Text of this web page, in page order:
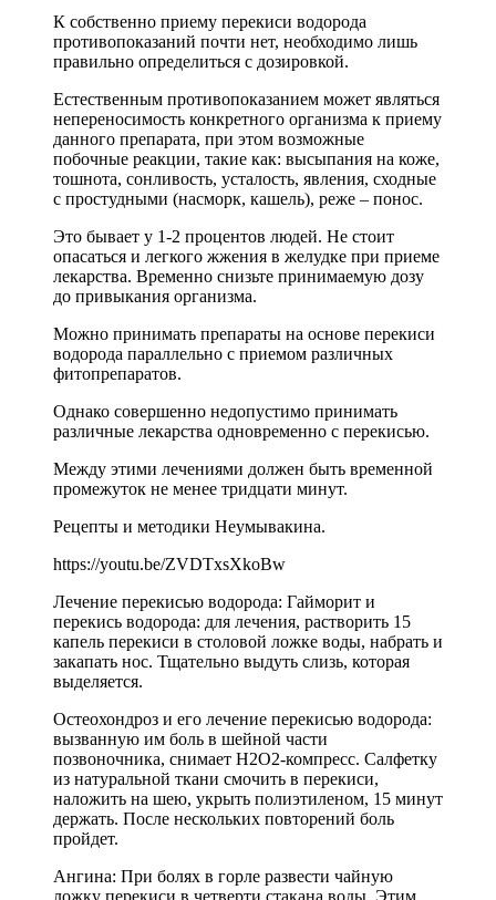
К собственно приему перекиси водорода
противопоказаний почти нет, необходимо лишь
правильно определиться с дозировкой.
Естественным противопоказанием может являться
непереносимость конкретного организма к приему
данного препарата, при этом возможные
побочные реакции, такие как: высыпания на коже,
тошнота, сонливость, усталость, явления, сходные
с простудными (насморк, кашель), реже – понос.
Это бывает у 1-2 процентов людей. Не стоит
опасаться и легкого жжения в желудке при приеме
лекарства. Временно снизьте принимаемую дозу
до привыкания организма.
Можно принимать препараты на основе перекиси
водорода параллельно с приемом различных
фитопрепаратов.
Однако совершенно недопустимо принимать
различные лекарства одновременно с перекисью.
Между этими лечениями должен быть временной
промежуток не менее тридцати минут.
Рецепты и методики Неумывакина.
https://youtu.be/ZVDTxsXkoBw
Лечение перекисью водорода: Гайморит и
перекись водорода: для лечения, растворить 15
капель перекиси в столовой ложке воды, набрать и
закапать нос. Тщательно выдуть слизь, которая
выделяется.
Остеохондроз и его лечение перекисью водорода:
вызванную им боль в шейной части
позвоночника, снимает Н2О2-компресс. Салфетку
из натуральной ткани смочить в перекиси,
наложить на шею, укрыть полиэтиленом, 15 минут
держать. После нескольких повторений боль
пройдет.
Ангина: При болях в горле развести чайную
ложку перекиси в четверти стакана воды. Этим